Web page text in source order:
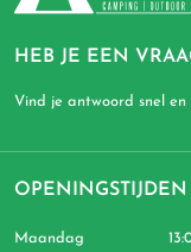
HEB JE EEN
Vind je antwoord snel en
OPENINGSTIJDEN
Maandag